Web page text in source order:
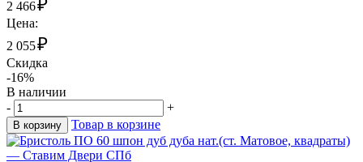
2 466₽
Цена:
2 055₽
Скидка
-16%
В наличии
-
+
В корзину Товар в корзине